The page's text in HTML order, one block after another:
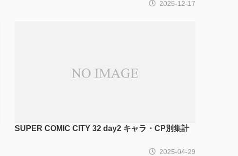
2025-12-17
SUPER COMIC CITY 32 day2 キャラ・CP別集計
2025-04-29